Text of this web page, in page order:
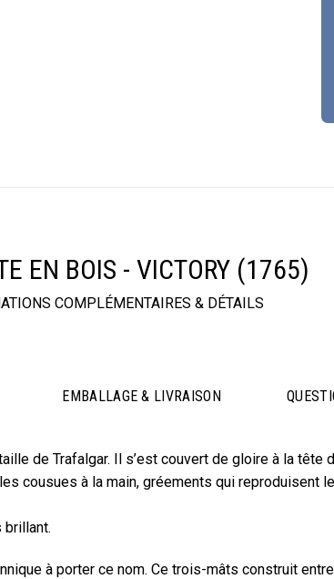
EN BOIS - VICTORY (1765)
COMPLÉMENTAIRES & DÉTAILS
EMBALLAGE & LIVRAISON
de Trafalgar. Il s’est couvert de gloire à la tête
cousues à la main, gréements qui reproduisent
brillant.
à porter ce nom. Ce trois-mâts construit